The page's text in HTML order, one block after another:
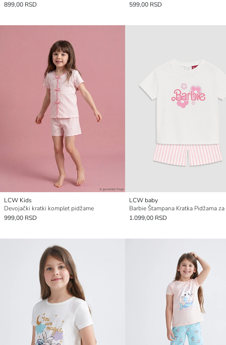
899,00 RSD
599,00 RSD
LCW Kids
Devojački kratki komplet pidžame
999,00 RSD
LCW baby
1.099,00 RSD